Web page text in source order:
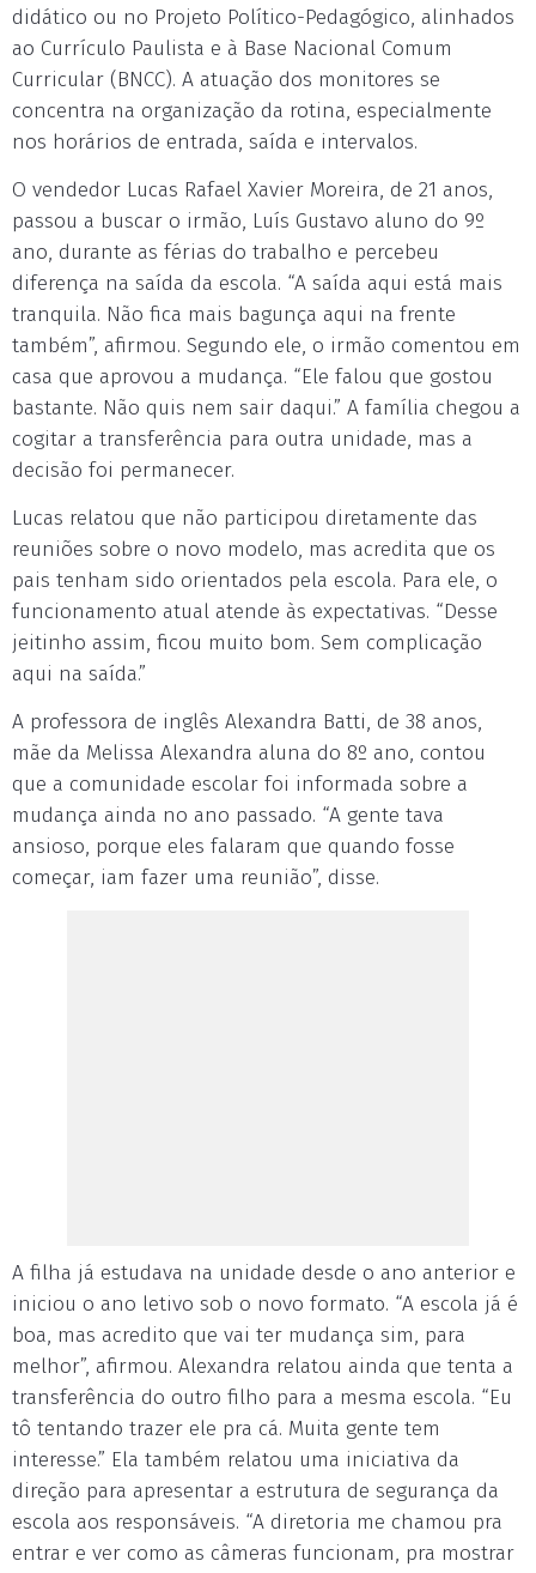
didático ou no Projeto Político-Pedagógico, alinhados
ao Currículo Paulista e à Base Nacional Comum
Curricular (BNCC). A atuação dos monitores se
concentra na organização da rotina, especialmente
nos horários de entrada, saída e intervalos.
O vendedor Lucas Rafael Xavier Moreira, de 21 anos,
passou a buscar o irmão, Luís Gustavo aluno do 9º
ano, durante as férias do trabalho e percebeu
diferença na saída da escola. “A saída aqui está mais
tranquila. Não fica mais bagunça aqui na frente
também”, afirmou. Segundo ele, o irmão comentou em
casa que aprovou a mudança. “Ele falou que gostou
bastante. Não quis nem sair daqui.” A família chegou a
cogitar a transferência para outra unidade, mas a
decisão foi permanecer.
Lucas relatou que não participou diretamente das
reuniões sobre o novo modelo, mas acredita que os
pais tenham sido orientados pela escola. Para ele, o
funcionamento atual atende às expectativas. “Desse
jeitinho assim, ficou muito bom. Sem complicação
aqui na saída.”
A professora de inglês Alexandra Batti, de 38 anos,
mãe da Melissa Alexandra aluna do 8º ano, contou
que a comunidade escolar foi informada sobre a
mudança ainda no ano passado. “A gente tava
ansioso, porque eles falaram que quando fosse
começar, iam fazer uma reunião”, disse.
A filha já estudava na unidade desde o ano anterior e
iniciou o ano letivo sob o novo formato. “A escola já é
boa, mas acredito que vai ter mudança sim, para
melhor”, afirmou. Alexandra relatou ainda que tenta a
transferência do outro filho para a mesma escola. “Eu
tô tentando trazer ele pra cá. Muita gente tem
interesse.” Ela também relatou uma iniciativa da
direção para apresentar a estrutura de segurança da
escola aos responsáveis. “A diretoria me chamou pra
entrar e ver como as câmeras funcionam, pra mostrar